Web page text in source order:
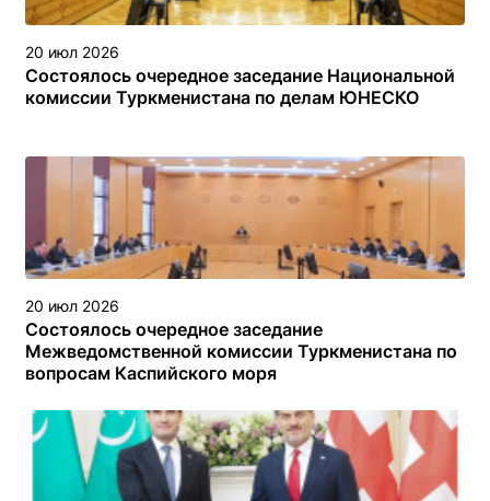
20 июл 2026
Состоялось очередное заседание Национальной
комиссии Туркменистана по делам ЮНЕСКО
20 июл 2026
Состоялось очередное заседание
Межведомственной комиссии Туркменистана по
вопросам Каспийского моря